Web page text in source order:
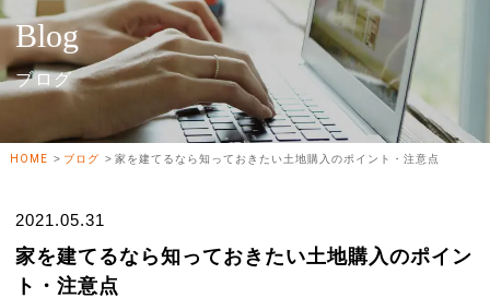
Blog
ブログ
HOME ブログ 家を建てるなら知っておきたい土地購入のポイント・注意点
2021.05.31
家を建てるなら知っておきたい土地購入のポイン
ト・注意点